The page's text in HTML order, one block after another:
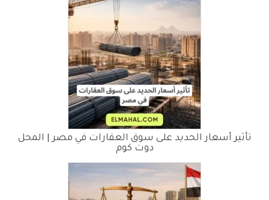
تأثير أسعار الحديد على سوق العقارات في مصر | المحل
دوت كوم